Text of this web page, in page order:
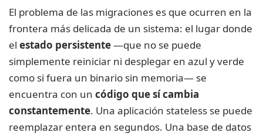
El problema de las migraciones es que ocurren en la
frontera más delicada de un sistema: el lugar donde
el estado persistente—que no se puede
simplemente reiniciar ni desplegar en azul y verde
como si fuera un binario sin memoria— se
encuentra con un código que sí cambia
constantemente. Una aplicación stateless se puede
reemplazar entera en segundos. Una base de datos